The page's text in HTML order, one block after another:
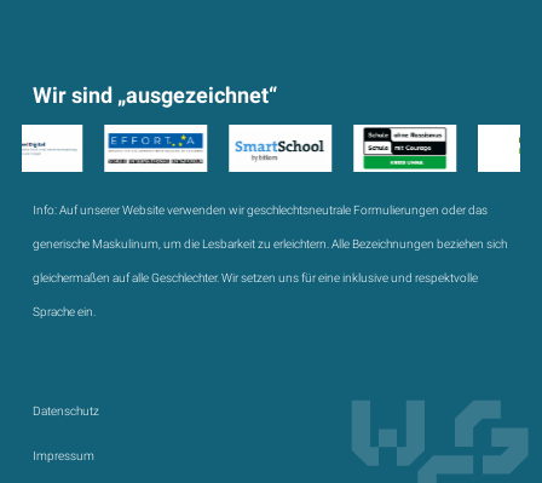
Wir sind „ausgezeichnet“
Info:Auf unserer Website verwenden wir geschlechtsneutrale Formulierungen oder das
generische Maskulinum, um die Lesbarkeit zu erleichtern. Alle Bezeichnungen beziehen sich
gleichermaßen auf alle Geschlechter. Wir setzen uns für eine inklusive und respektvolle
Sprache ein.
Datenschutz
Impressum